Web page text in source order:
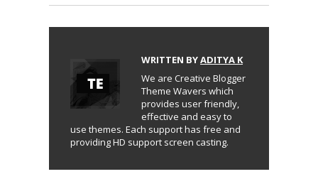
WRITTEN BYADITYA K
We are Creative Blogger
Theme Wavers which
provides user friendly,
effective and easy to
use themes. Each support has free and
providing HD support screen casting.